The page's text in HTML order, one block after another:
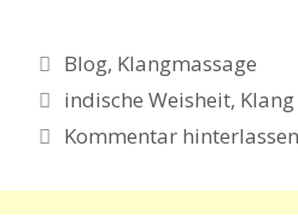
Kategorien
Blog, Klangmassage
Schlagwörter
indische Weisheit, Klang
Kommentar hinterlassen